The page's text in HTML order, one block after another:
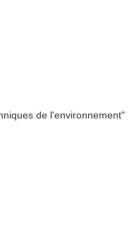
de l'environnement"